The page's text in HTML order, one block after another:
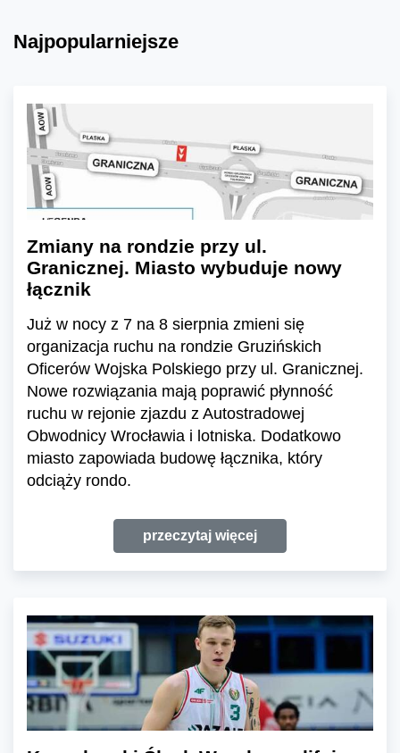
Najpopularniejsze
Zmiany na rondzie przy ul.
Granicznej. Miasto wybuduje nowy
łącznik
Już w nocy z 7 na 8 sierpnia zmieni się
organizacja ruchu na rondzie Gruzińskich
Oficerów Wojska Polskiego przy ul. Granicznej.
Nowe rozwiązania mają poprawić płynność
ruchu w rejonie zjazdu z Autostradowej
Obwodnicy Wrocławia i lotniska. Dodatkowo
miasto zapowiada budowę łącznika, który
odciąży rondo.
przeczytaj więcej